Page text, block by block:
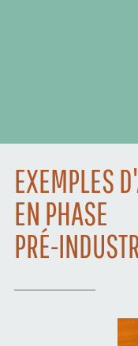
EXEMPLES
EN PHASE
PRÉ-